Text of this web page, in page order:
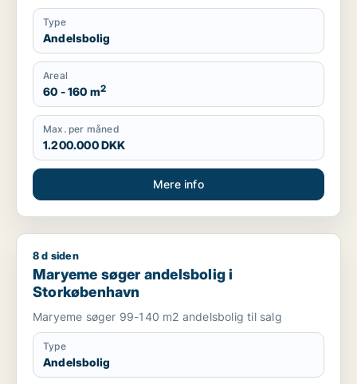
Type
Andelsbolig
Areal
60 - 160 m2
Max. per måned
1.200.000 DKK
Mere info
Maryeme søger andelsbolig i Storkøbenhavn
8 d siden
Maryeme søger andelsbolig i
Storkøbenhavn
Maryeme søger 99-140 m2 andelsbolig til salg
Type
Andelsbolig